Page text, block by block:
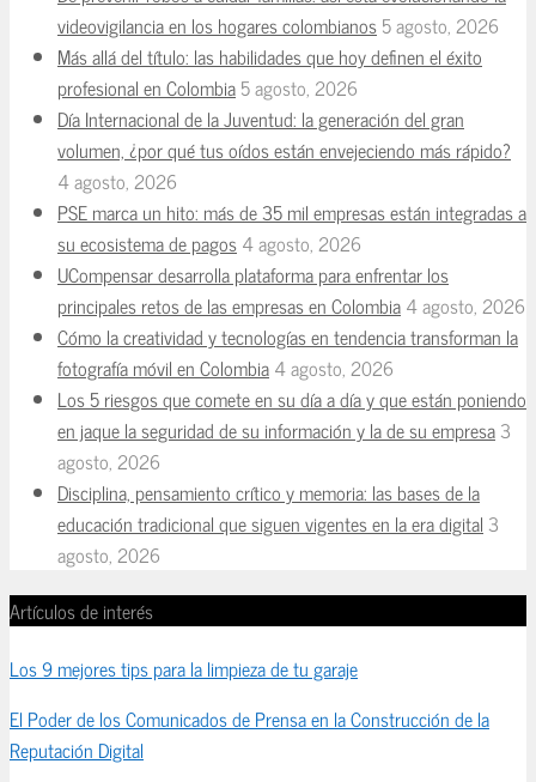
videovigilancia en los hogares colombianos5 agosto, 2026
Más allá del título: las habilidades que hoy definen el éxito
profesional en Colombia5 agosto, 2026
Día Internacional de la Juventud: la generación del gran
volumen, ¿por qué tus oídos están envejeciendo más rápido?
4 agosto, 2026
PSE marca un hito: más de 35 mil empresas están integradas a
su ecosistema de pagos4 agosto, 2026
UCompensar desarrolla plataforma para enfrentar los
principales retos de las empresas en Colombia4 agosto, 2026
Cómo la creatividad y tecnologías en tendencia transforman la
fotografía móvil en Colombia4 agosto, 2026
Los 5 riesgos que comete en su día a día y que están poniendo
en jaque la seguridad de su información y la de su empresa3
agosto, 2026
Disciplina, pensamiento crítico y memoria: las bases de la
educación tradicional que siguen vigentes en la era digital 3
agosto, 2026
Artículos de interés
Los 9 mejores tips para la limpieza de tu garaje
El Poder de los Comunicados de Prensa en la Construcción de la
Reputación Digital